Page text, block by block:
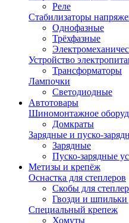
Реле
Стабилизаторы
Однофазные
Трёхфазные
Устройство
Трансформаторы
Лампочки
Светодиодные
Автотовары
Шиномонтажное
Домкраты
Зарядные и пуско-
Зарядные
Пуско-зарядные
Метизы и крепёж
Оснастка для степлеров
Скобы для
Гвозди и шпильки
Специальный крепеж
Хомуты